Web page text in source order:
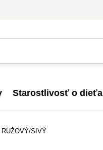
Starostlivosť o dieťa
SIVÝ